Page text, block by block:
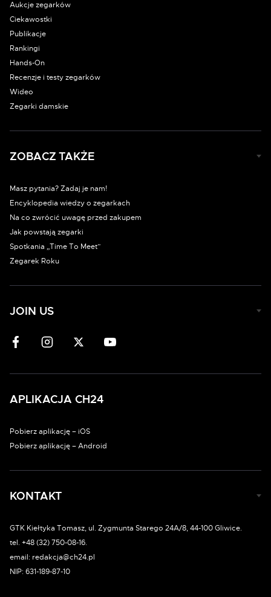
Aukcje zegarków
Ciekawostki
Publikacje
Rankingi
Hands-On
Recenzje i testy zegarków
Wideo
Zegarki damskie
ZOBACZ TAKŻE
Masz pytania? Zadaj je nam!
Encyklopedia wiedzy o zegarkach
Na co zwrócić uwagę przed zakupem
Jak powstają zegarki
Spotkania „Time To Meet”
Zegarek Roku
JOIN US
APLIKACJA CH24
Pobierz aplikację – iOS
Pobierz aplikację – Android
KONTAKT
GTK Kiełtyka Tomasz, ul. Zygmunta Starego 24A/8, 44-100 Gliwice.
tel. +48 (32) 750-08-16.
email: redakcja@ch24.pl
NIP: 631-189-87-10